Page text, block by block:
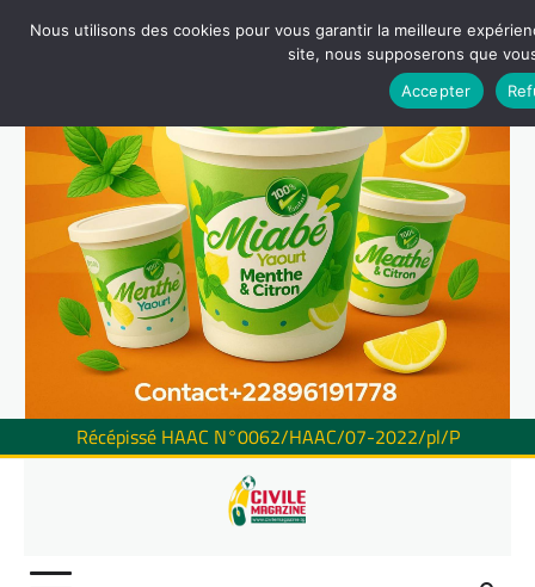
Récépissé HAAC N°0062/HAAC/07-2022/pl/P
Nous utilisons des cookies pour vous garantir la meilleure
site, nous supposerons que
Accepter